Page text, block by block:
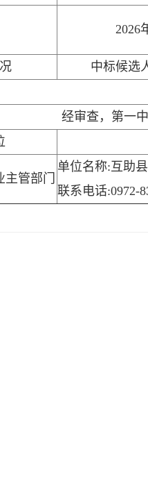
2026
中标候选
经审查，第一
管部门
单位名称:互助
联系电话:0972-